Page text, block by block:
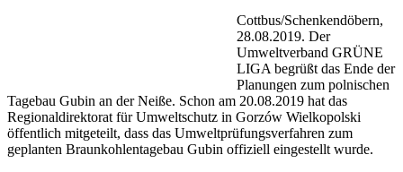
Cottbus/Schenkendöbern,
28.08.2019. Der
Umweltverband GRÜNE
LIGA begrüßt das Ende der
Planungen zum polnischen
Tagebau Gubin an der Neiße. Schon am 20.08.2019 hat das
Regionaldirektorat für Umweltschutz in Gorzów Wielkopolski
öffentlich mitgeteilt, dass das Umweltprüfungsverfahren zum
geplanten Braunkohlentagebau Gubin offiziell eingestellt wurde.